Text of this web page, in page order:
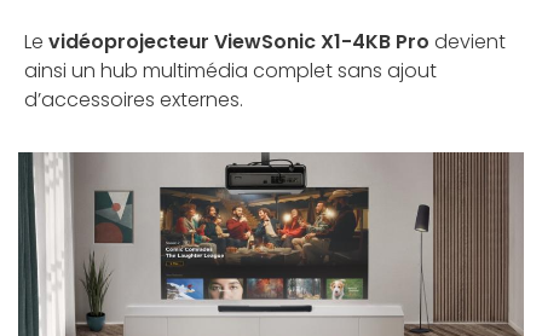
Le vidéoprojecteur ViewSonic X1-4KB Pro devient
ainsi un hub multimédia complet sans ajout
d’accessoires externes.